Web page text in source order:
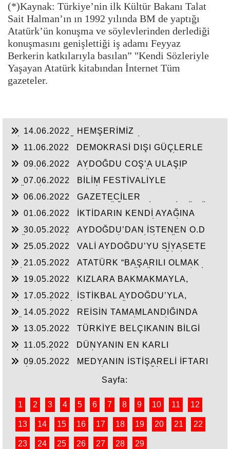
(*)Kaynak: Türkiye’nin ilk Kültür Bakanı Talat
Sait Halman’ın ın 1992 yılında BM de yaptığı
Atatürk’ün konuşma ve söylevlerinden derlediği
konuşmasını genişlettiği iş adamı Feyyaz
Berkerin katkılarıyla basılan” "Kendi Sözleriyle
Yaşayan Atatürk kitabından İnternet Tüm
gazeteler.
14.06.2022
HEMŞERİMİZ
MÜJDELERİ BEKLİYOR!
11.06.2022
DEMOKRASİ DIŞI GÜÇLERLE
OSMANLI”KALAYCI ŞAMMAS!”
09.06.2022
AYDOĞDU COŞ’A ULAŞIP
HİZMETLERİNE ULAŞMASI!
07.06.2022
BİLİM FESTİVALİYLE
CEVAP”HİZMETE AÇILAN 41 YENİ FABRİKA!!
06.06.2022
GAZETECİLER
CHP FİİLEN YAŞATTI!!!
01.06.2022
İKTİDARIN KENDİ AYAĞINA
SÖZLERİN TUTULMASINDA!!!
30.05.2022
AYDOĞDU’DAN İSTENEN O.D
HAMMADELERE SAHİBİZ!
25.05.2022
VALİ AYDOĞDU’YU SİYASETE
ÇALMAKTIR!!!
21.05.2022
ATATÜRK “BAŞARILI OLMAK
BİRİNE UYGUN OLMALI”
19.05.2022
KIZLARA BAKMAKMAYLA,
TARİH ÖĞRETİLEN GENÇLİK!!!
17.05.2022
İSTİKBAL AYDOĞDU’YLA,
YATIRIMI ALMASINDA!!!
14.05.2022
REİSİN TAMAMLANDIĞINDA
ÇEVİRTECEK ÇEYİZİ
13.05.2022
TÜRKİYE BELÇIKANIN BİLGİ
ÇEVİRMESİNİ ENGELLESİN!!!
11.05.2022
DÜNYANIN EN KARLI
KURTULMANINDA REÇETESİ!
09.05.2022
MEDYANIN İSTİŞARELİ İFTARI
YAKIN İŞSİZE İŞ BAŞARISI!!
Sayfa:
1 2 3 4 5 6 7 8 9 10 11 12
13 14 15 16 17 18 19 20 21 22
23 24 25 26 27 28 29